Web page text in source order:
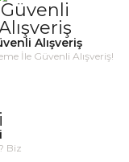
Alışveriş
İle Güvenli Alışveriş!
Biz